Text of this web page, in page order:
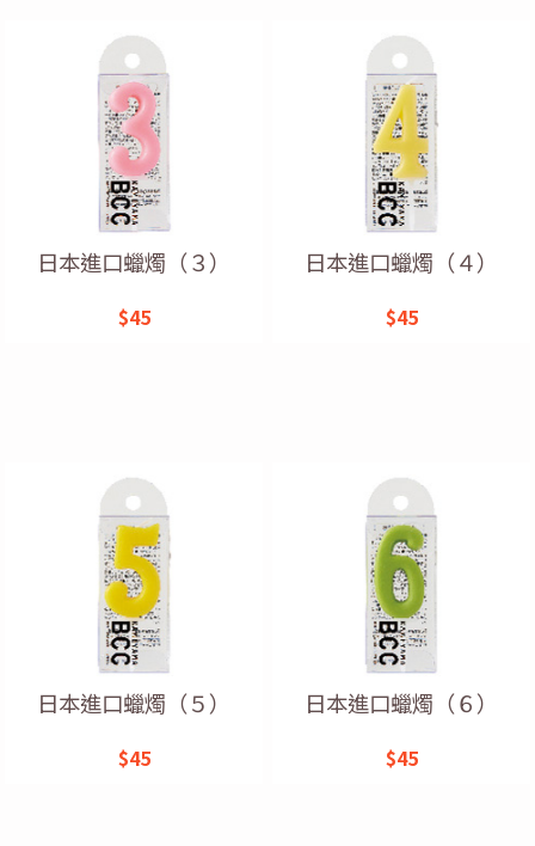
日本進口蠟燭（３）
$45
日本進口蠟燭（４）
$45
日本進口蠟燭（５）
$45
日本進口蠟燭（６）
$45